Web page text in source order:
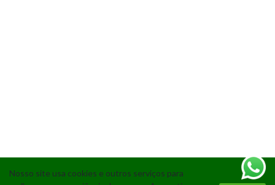
Nosso site usa cookies e outros serviços para